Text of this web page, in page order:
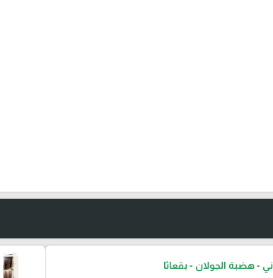
- هضبة الجولان - بقعاثا